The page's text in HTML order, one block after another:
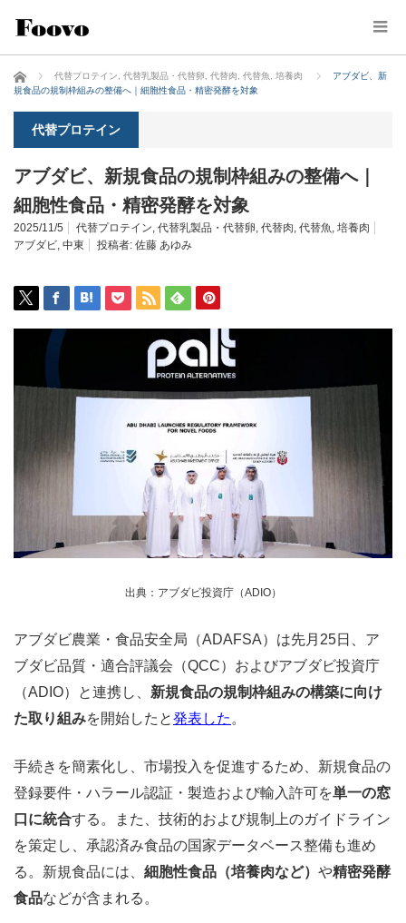
ホーム 代替プロテイン 代替乳製品・代替卵 代替肉 代替魚 培養肉
アブダビ、新
規食品の規制枠組みの整備へ｜細胞性食品・精密発酵を対象
代替プロテイン
アブダビ、新規食品の規制枠組みの整備へ｜
細胞性食品・精密発酵を対象
2025/11/5 代替プロテイン, 代替乳製品・代替卵, 代替肉, 代替魚, 培養肉
アブダビ, 中東 投稿者: 佐藤 あゆみ
出典：アブダビ投資庁（ADIO）
アブダビ農業・食品安全局（ADAFSA）は先月25日、ア
ブダビ品質・適合評議会（QCC）およびアブダビ投資庁
（ADIO）と連携し、 新規食品の規制枠組みの構築に向け
た取り組みを開始したと発表した 。
手続きを簡素化し、市場投入を促進するため、新規食品の
登録要件・ハラール認証・製造および輸入許可を単一の窓
口に統合する。また、技術的および規制上のガイドライン
を策定し、承認済み食品の国家データベース整備も進め
る。 新規食品には、 細胞性食品（培養肉など） や精密発酵
食品などが含まれる。